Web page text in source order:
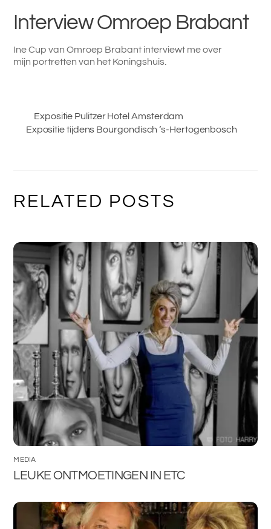
Interview Omroep Brabant
Ine Cup van Omroep Brabant interviewt me over
mijn portretten van het Koningshuis.
Expositie Pulitzer Hotel Amsterdam
Expositie tijdens Bourgondisch ‘s-Hertogenbosch
RELATED POSTS
MEDIA
LEUKE ONTMOETINGEN IN ETC